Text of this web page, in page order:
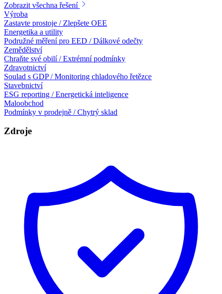
Zobrazit všechna řešení
Výroba
Zastavte prostoje / Zlepšete OEE
Energetika a utility
Podružné měření pro EED / Dálkové odečty
Zemědělství
Chraňte své obilí / Extrémní podmínky
Zdravotnictví
Soulad s GDP / Monitoring chladového řetězce
Stavebnictví
ESG reporting / Energetická inteligence
Maloobchod
Podmínky v prodejně / Chytrý sklad
Zdroje